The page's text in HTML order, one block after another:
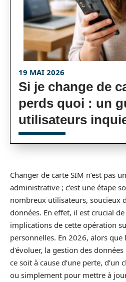
19 MAI 2026
Si je change de
perds quoi : un
utilisateurs
Changer de carte SIM n’est pas
administrative ; c’est une étape
nombreux utilisateurs, soucieux
données. En effet, il est crucial
implications de cette opération
personnelles. En 2026, alors
d’évoluer, la gestion des
ce soit à cause d’une perte, d’un
ou simplement pour mettre à